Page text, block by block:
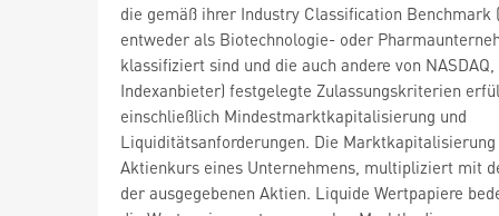
die gemäß ihrer Industry Classification Benchmark
entweder als Biotechnologie- oder
klassifiziert sind und die auch andere von
Indexanbieter) festgelegte Zulassungskriterien
einschließlich Mindestmarktkapitalisierung und
Liquiditätsanforderungen. Die
Aktienkurs eines Unternehmens, multipliziert mit
der ausgegebenen Aktien. Liquide Wertpapiere